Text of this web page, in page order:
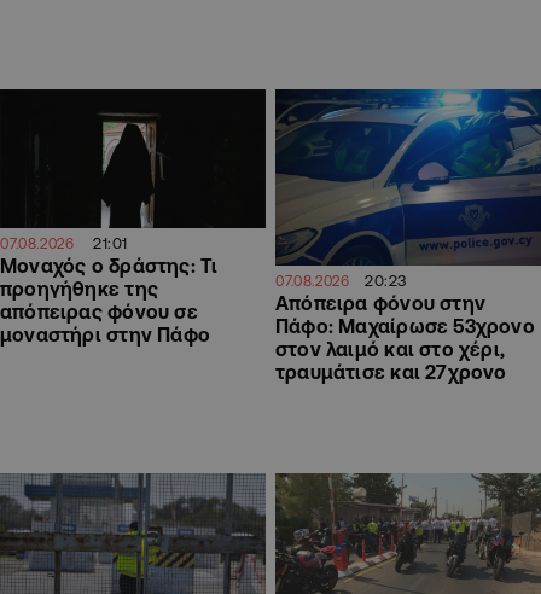
07.08.2026 21:01
Μοναχός ο δράστης: Τι
προηγήθηκε της
απόπειρας φόνου σε
μοναστήρι στην Πάφο
07.08.2026 20:23
Απόπειρα φόνου στην
Πάφο: Μαχαίρωσε 53χρονο
στον λαιμό και στο χέρι,
τραυμάτισε και 27χρονο